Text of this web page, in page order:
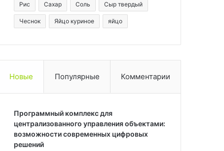
Рис Сахар Соль Сыр твердый
Чеснок Яйцо куриное яйцо
Новые Популярные Комментарии
Программный комплекс для
централизованного управления объектами:
возможности современных цифровых
решений